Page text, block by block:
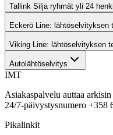
Tallink Silja ryhmät yli 24
Eckerö Line: lähtöselvityksen
Viking Line: lähtöselvityksen
Autolähtöselvitys
IMT
Asiakaspalvelu auttaa
24/7-päivystysnumero +358
Pikalinkit